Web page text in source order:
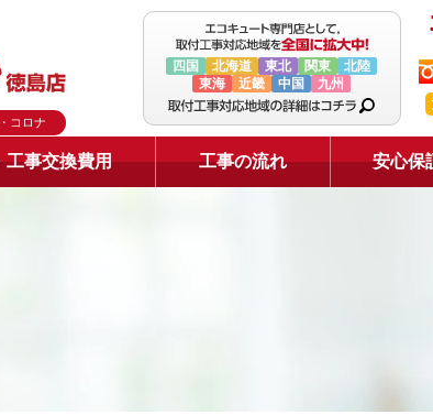
コロナ
四国 北海道 東北 関東
北陸
東海
近畿 中国 九州
工事交換費用 工事の流れ 安心保